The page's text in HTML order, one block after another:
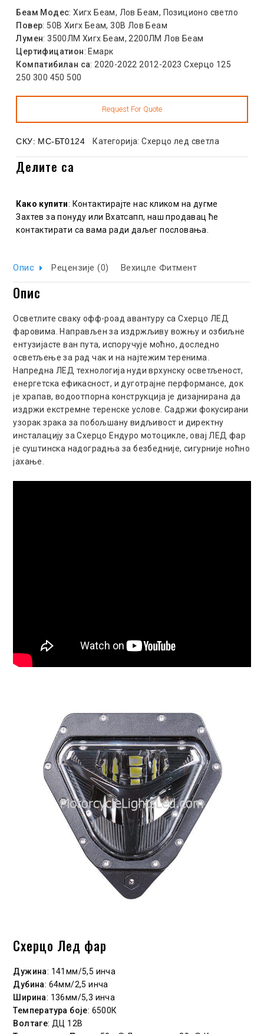
Беам Модес: Хигх Беам, Лов Беам, Позиционо светло
Повер: 50В Хигх Беам, 30В Лов Беам
Лумен: 3500ЛМ Хигх Беам, 2200ЛМ Лов Беам
Цертифицатион: Емарк
Компатибилан са: 2020-2022 2012-2023 Схерцо 125
250 300 450 500
СКУ: МС-БТ0124 Категорија:Схерцо лед светла
Делите са
Како купити: Контактирајте нас кликом на дугме
Захтев за понуду или Вхатсапп, наш продавац ће
контактирати са вама ради даљег пословања.
Опис Рецензије (0) Вехицле Фитмент
Опис
Осветлите сваку офф-роад авантуру са Схерцо ЛЕД
фаровима. Направљен за издржљиву вожњу и озбиљне
ентузијасте ван пута, испоручује моћно, доследно
осветљење за рад чак и на најтежим теренима.
Напредна ЛЕД технологија нуди врхунску осветљеност,
енергетска ефикасност, и дуготрајне перформансе, док
је храпав, водоотпорна конструкција је дизајнирана да
издржи екстремне теренске услове. Садржи фокусирани
узорак зрака за побољшану видљивост и директну
инсталацију за Схерцо Ендуро мотоцикле, овај ЛЕД фар
је суштинска надоградња за безбедније, сигурније ноћно
јахање.
Схерцо Лед фар
Дужина: 141мм/5,5 инча
Дубина: 64мм/2,5 инча
Ширина: 136мм/5,3 инча
Температура боје: 6500К
Волтаге: ДЦ 12В